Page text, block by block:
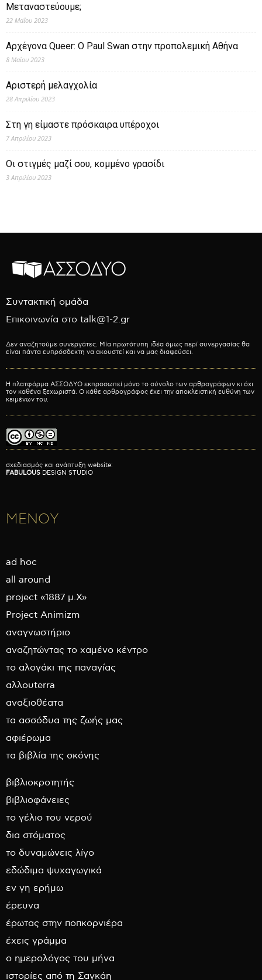
Μεταναστεύουμε;
22 Μαΐου 2023
Αρχέγονα Queer: O Paul Swan στην προπολεμική Αθήνα
8 Μαΐου 2023
Αριστερή μελαγχολία
28 Απριλίου 2023
Στη γη είμαστε πρόσκαιρα υπέροχοι
7 Απριλίου 2023
Οι στιγμές μαζί σου, κομμένο γρασίδι
3 Απριλίου 2023
Συντακτική ομάδα
Επικοινωνία στο talk@1-2.gr
Δεν αναζητούμε συνεργάτες. Μία πρωτότυπη ιδέα όμως περί συνεργασίας θα
είναι πάντα ευπρόσδεκτη να ακουστεί και να μας διαψεύσει.
Η πλατφόρμα ΑΣΣΟΔΥΟ εκπροσωπεί μόνο το σύνολο των αρθρογράφων κι όχι
τον καθένα ξεχωριστά. Ο κάθε αρθρογράφος έχει την αποκλειστική ευθύνη των
κειμένων του.
σχεδιασμός και ανάπτυξη website:
FABULOUS DESIGN STUDIO
ΜΕΝΟΥ
ad hoc
all around
project «1887 μ.Χ»
Project Animizm
αναγνωστήριο
αναζητώντας το χαμένο κέντρο
το αλογάκι της παναγίας
αλλουterra
αναξιοθέατα
τα ασσόδυα της ζωής μας
αφιέρωμα
τα βιβλία της σκόνης
βιβλιοκροτητής
βιβλιοφάνειες
το γέλιο του νερού
δια στόματος
το δυναμώνεις λίγο
εδώδιμα ψυχαγωγικά
εν γη ερήμω
έρευνα
έρωτας στην ποπκορνιέρα
έχεις γράμμα
ο ημερολόγος του μήνα
ιστορίες από τη Σαγκάη